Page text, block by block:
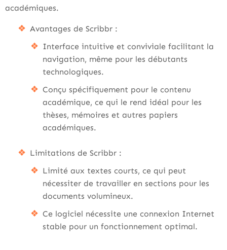
académiques.
Avantages de Scribbr :
Interface intuitive et conviviale facilitant la
navigation, même pour les débutants
technologiques.
Conçu spécifiquement pour le contenu
académique, ce qui le rend idéal pour les
thèses, mémoires et autres papiers
académiques.
Limitations de Scribbr :
Limité aux textes courts, ce qui peut
nécessiter de travailler en sections pour les
documents volumineux.
Ce logiciel nécessite une connexion Internet
stable pour un fonctionnement optimal.